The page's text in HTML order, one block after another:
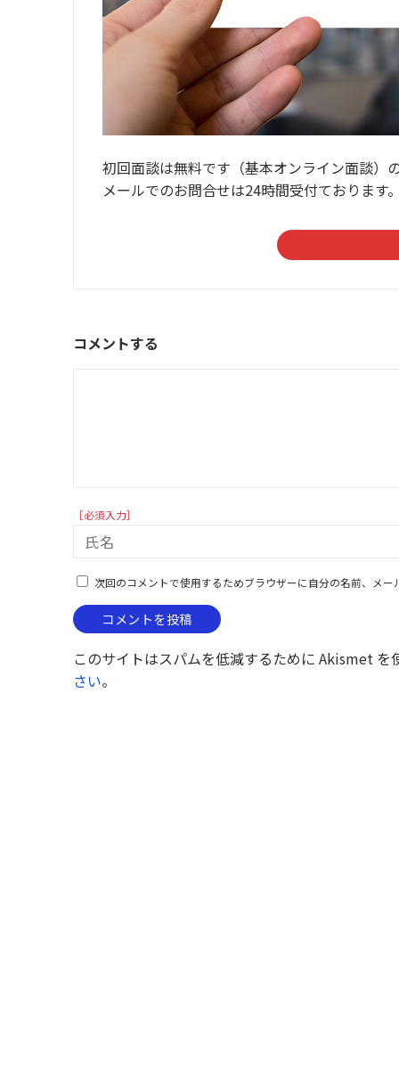
初回面談は無料です（基本オンライン面談）
メールでのお問合せは24時間受付ております
コメントする
［必須入力］
次回のコメントで使用するためブラウザーに自分の名前、メ
このサイトはスパムを低減するために Akismet を
さい。